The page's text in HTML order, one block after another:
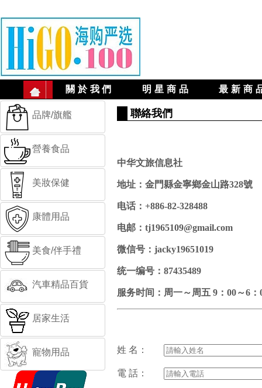
關於我們 明星商品 最新商
品牌/旗艦
營養食品
美妝保健
康體用品
美食/伴手禮
汽車精品百貨
居家生活
寵物用品
聯絡我們
中华文旅信息社
地址：金門縣金寧鄉金山路328號
电话：+886-82-328488
电邮：tj1965109@gmail.com
微信号：jacky19651019
统一编号：87435489
服务时间：周一～周五 9 ： 00～6 ：
姓 名：
電 話：